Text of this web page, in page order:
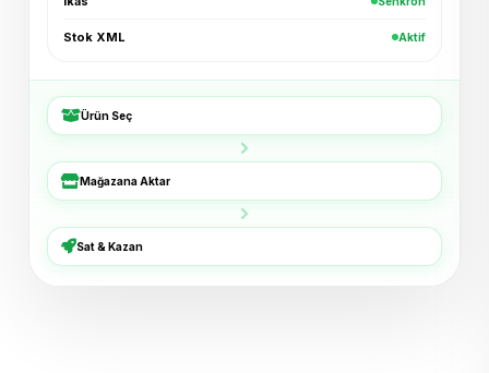
+₺54
3'lü Çorap Seti
+₺38
Basic Tişört — Lacivert
Stok XML Aktif
Ürün Seç
Mağazana Aktar
Sat & Kazan